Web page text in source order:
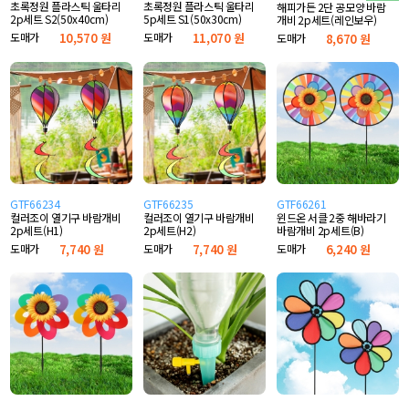
초록정원 플라스틱 울타리
2p세트 S2(50x40cm)
도매가
10,570 원
초록정원 플라스틱 울타리
5p세트 S1(50x30cm)
도매가
11,070 원
해피가든 2단 공모양 바람
개비 2p세트(레인보우)
도매가
8,670 원
GTF66234
컬러조이 열기구 바람개비
2p세트(H1)
도매가
7,740 원
GTF66235
컬러조이 열기구 바람개비
2p세트(H2)
도매가
7,740 원
GTF66261
윈드온 서클 2중 해바라기
바람개비 2p세트(B)
도매가
6,240 원